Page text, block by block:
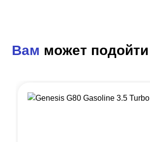
Вам может подойти